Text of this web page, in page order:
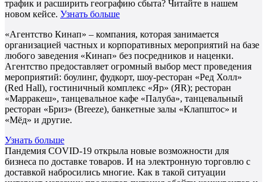
трафик и расширить географию сбыта? Читайте в нашем
новом кейсе. Узнать больше
«Агентство Кинап» – компания, которая занимается
организацией частных и корпоративных мероприятий на базе
любого заведения «Кинап» без посредников и наценки.
Агентство предоставляет огромный выбор мест проведения
мероприятий: боулинг, фудкорт, шоу-ресторан «Ред Холл»
(Red Hall), гостиничный комплекс «Яр» (ЯR); ресторан
«Марракеш», танцевальное кафе «Палуба», танцевальный
ресторан «Бриз» (Breeze), банкетные залы «Клапштос» и
«Мёд» и другие.
Узнать больше
Пандемия COVID-19 открыла новые возможности для
бизнеса по доставке товаров. И на электронную торговлю с
доставкой набросились многие. Как в такой ситуации